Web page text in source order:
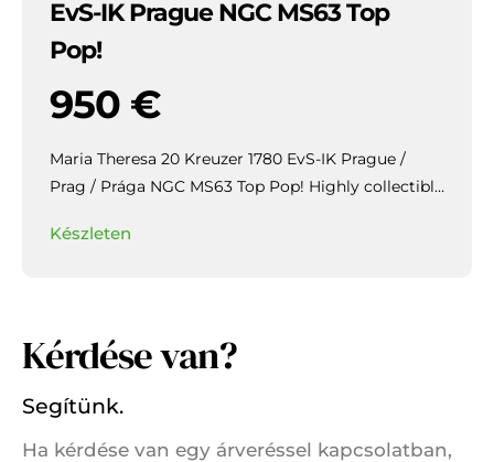
EvS-IK Prague NGC MS63 Top
Pop!
950 €
Maria Theresa 20 Kreuzer 1780 EvS-IK Prague /
Prag / Prága NGC MS63 Top Pop! Highly collectible
the fields.
Készleten
Kérdése van?
Segítünk.
Ha kérdése van egy árveréssel kapcsolatban,